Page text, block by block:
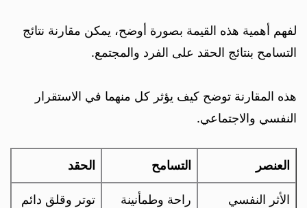
لفهم أهمية هذه القيمة بصورة أوضح، يمكن مقارنة نتائج
التسامح بنتائج الحقد على الفرد والمجتمع.
هذه المقارنة توضح كيف يؤثر كل منهما في الاستقرار
النفسي والاجتماعي.
العنصر التسامح الحقد
الأثر النفسي راحة وطمأنينة توتر وقلق دائم